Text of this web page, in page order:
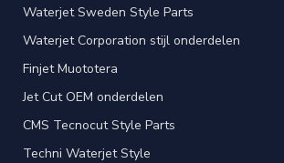
Waterjet Sweden Style Parts
Waterjet Corporation stijl onderdelen
Finjet Muototera
Jet Cut OEM onderdelen
CMS Tecnocut Style Parts
Techni Waterjet Style